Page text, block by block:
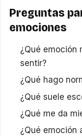
Preguntas
emociones
¿Qué emoción
sentir?
¿Qué hago
¿Qué suele
¿Qué me da
¿Qué emoción